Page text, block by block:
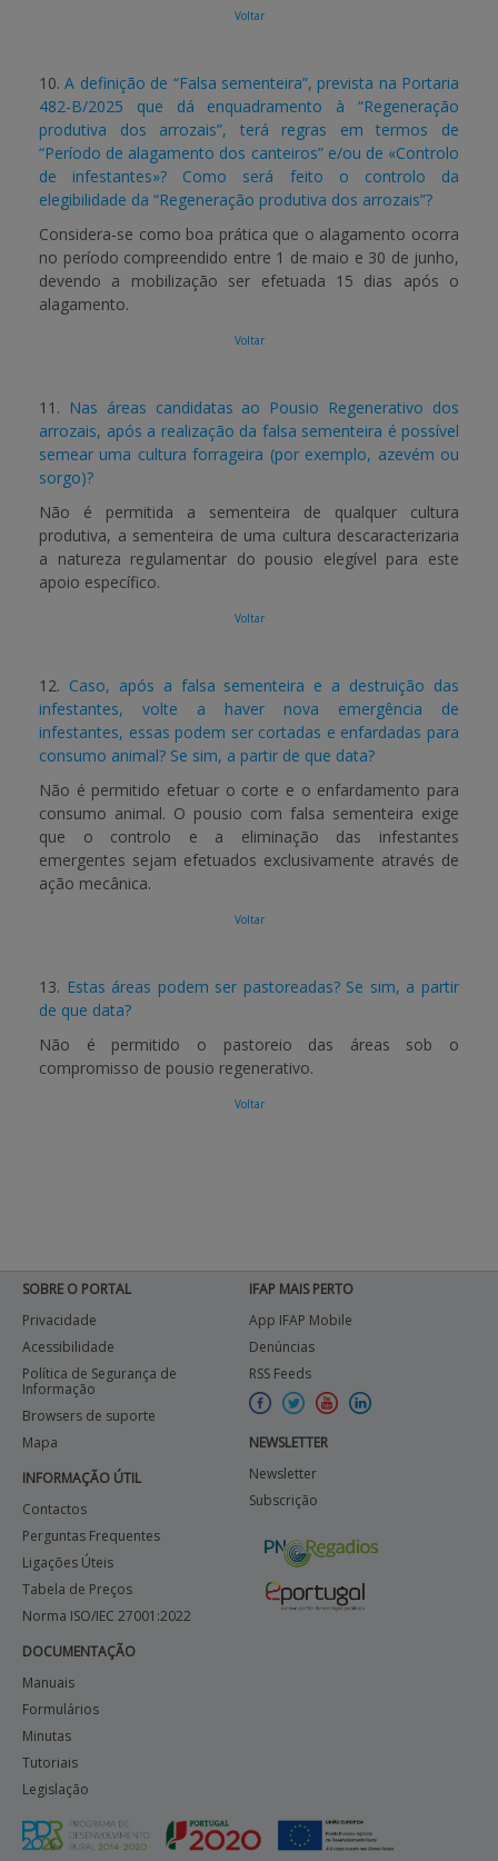
Voltar
10.A definição de “Falsa sementeira”, prevista na Portaria
482-B/2025 que dá enquadramento à “Regeneração
produtiva dos arrozais”, terá regras em termos de
“Período de alagamento dos canteiros” e/ou de «Controlo
de infestantes»? Como será feito o controlo da
elegibilidade da “Regeneração produtiva dos arrozais”?
Considera-se como boa prática que o alagamento ocorra
no período compreendido entre 1 de maio e 30 de junho,
devendo a mobilização ser efetuada 15 dias após o
alagamento.
Voltar
11. Nas áreas candidatas ao Pousio Regenerativo dos
arrozais, após a realização da falsa sementeira é possível
semear uma cultura forrageira (por exemplo, azevém ou
sorgo)?
Não é permitida a sementeira de qualquer cultura
produtiva, a sementeira de uma cultura descaracterizaria
a natureza regulamentar do pousio elegível para este
apoio específico.
Voltar
12. Caso, após a falsa sementeira e a destruição das
infestantes, volte a haver nova emergência de
infestantes, essas podem ser cortadas e enfardadas para
consumo animal? Se sim, a partir de que data?
Não é permitido efetuar o corte e o enfardamento para
consumo animal. O pousio com falsa sementeira exige
que o controlo e a eliminação das infestantes
emergentes sejam efetuados exclusivamente através de
ação mecânica.
Voltar
13. Estas áreas podem ser pastoreadas? Se sim, a partir
de que data?
Não é permitido o pastoreio das áreas sob o
compromisso de pousio regenerativo.
Voltar
SOBRE O PORTAL
Privacidade
Acessibilidade
Política de Segurança de
Informação
Browsers de suporte
Mapa
INFORMAÇÃO ÚTIL
Contactos
Perguntas Frequentes
Ligações Úteis
Tabela de Preços
Norma ISO/IEC 27001:2022
DOCUMENTAÇÃO
Manuais
Formulários
Minutas
Tutoriais
Legislação
IFAP MAIS PERTO
App IFAP Mobile
Denúncias
RSS Feeds
NEWSLETTER
Newsletter
Subscrição